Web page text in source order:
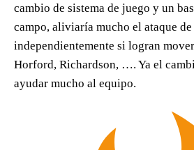
cambio de sistema de juego y un
campo, aliviaría mucho el ataque de
independientemente si logran
Horford, Richardson, …. Ya el
ayudar mucho al equipo.